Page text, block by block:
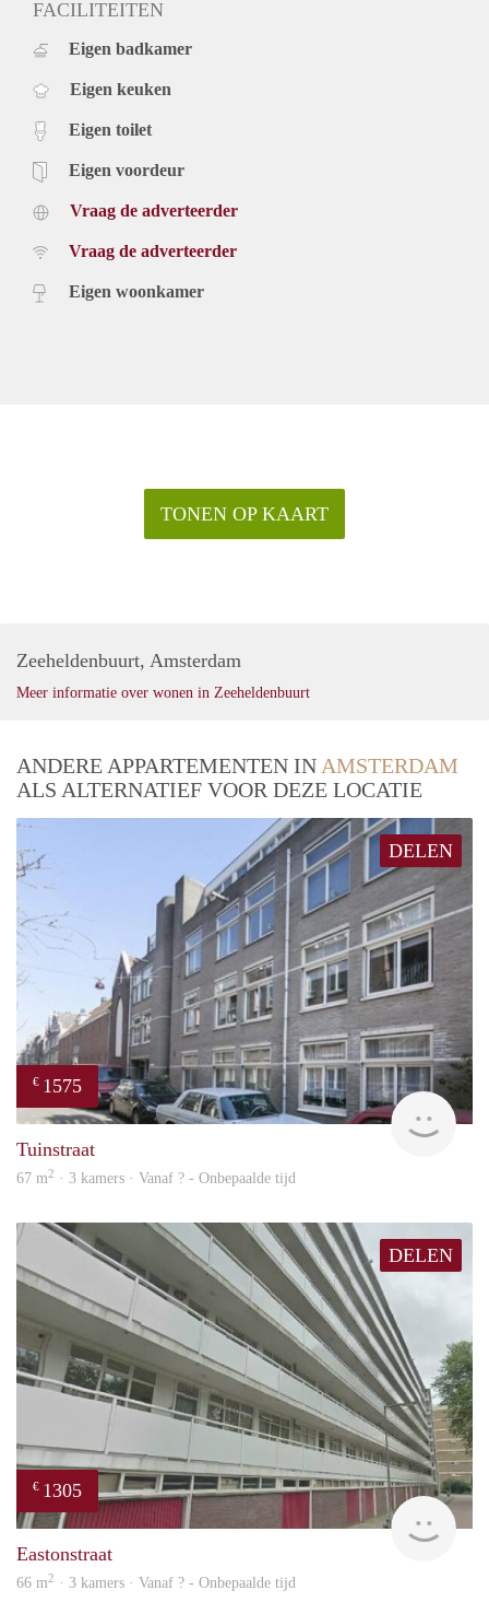
FACILITEITEN
Eigen badkamer
Eigen keuken
Eigen toilet
Eigen voordeur
Vraag de adverteerder
Vraag de adverteerder
Eigen woonkamer
TONEN OP KAART
Zeeheldenbuurt, Amsterdam
Meer informatie over wonen in Zeeheldenbuurt
ANDERE APPARTEMENTEN IN AMSTERDAM
ALS ALTERNATIEF VOOR DEZE LOCATIE
DELEN
€ 1575
Tuinstraat
67 m2 · 3 kamers · Vanaf ? - Onbepaalde tijd
DELEN
€ 1305
Eastonstraat
66 m2 · 3 kamers · Vanaf ? - Onbepaalde tijd